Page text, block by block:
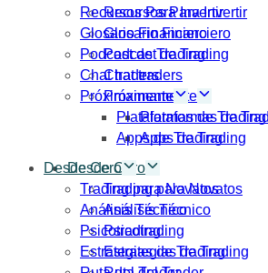
Recursos Para Invertir
Glosario Financiero
Podcast de Trading
Chat traders
Próximamente
Plataformas de
Apps de Trading
Desde Cero
Trading para Novatos
Análisis Técnico
Psicotrading
Estrategias de Trading
Recursos Para Invertir
Glosario Financiero
Podcast de Trading
Chat traders
Próximamente
Plataformas de Trading
Apps de Trading
Desde Cero
Trading para Novatos
Análisis Técnico
Psicotrading
Estrategias de Trading